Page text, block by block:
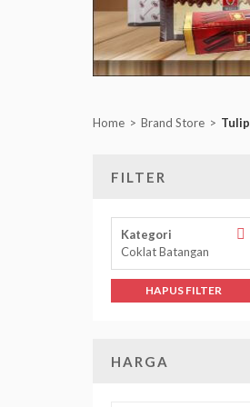
Home Brand Store Tulip
FILTER
Kategori
Coklat Batangan
HAPUS FILTER
HARGA